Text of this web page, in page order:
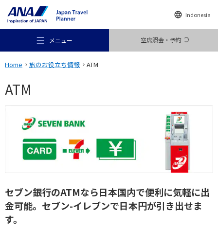
Indonesia
メニュー 空席照会・予約
おすすめの旅
旅のアイデア
行き先
旅のお役立ち情報
Home 旅のお役立ち情報 ATM
ATM
セブン銀行のATMなら日本国内で便利に気軽に出
金可能。 セブン-イレブンで日本円が引き出せま
す。